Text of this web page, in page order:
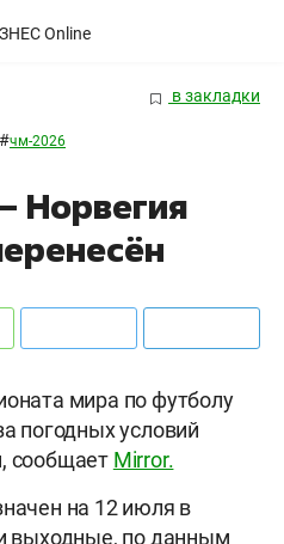
в закладки
#чм-2026
Норвегия
мира по футболу
погодных условий
сообщает Mirror.
на 12 июля в
выходные, по данным